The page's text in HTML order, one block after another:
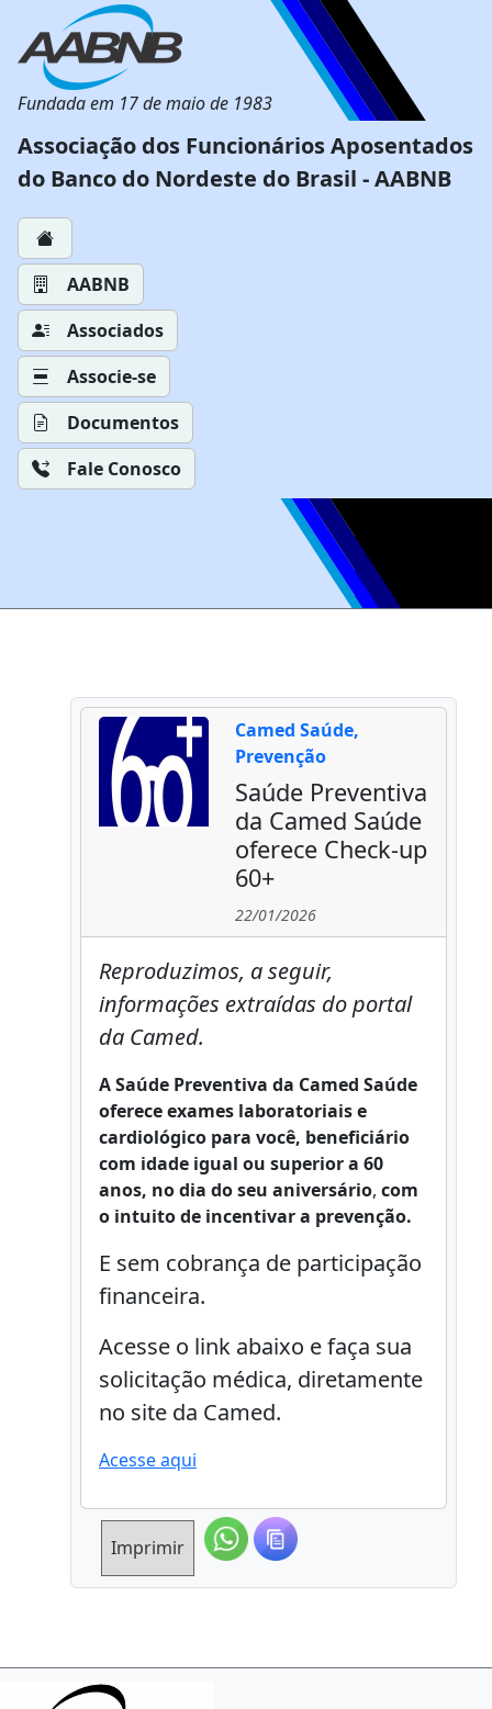
Fundada em 17 de maio de 1983
Associação dos Funcionários Aposentados
do Banco do Nordeste do Brasil - AABNB
AABNB
Associados
Associe-se
Documentos
Fale Conosco
Camed Saúde,
Prevenção
Saúde Preventiva
da Camed Saúde
oferece Check-up
60+
22/01/2026
Reproduzimos, a seguir,
informações extraídas do portal
da Camed.
A Saúde Preventiva da Camed Saúde
oferece exames laboratoriais e
cardiológico para você, beneficiário
com idade igual ou superior a 60
anos, no dia do seu aniversário, com
o intuito de incentivar a prevenção.
E sem cobrança de participação
financeira.
Acesse o link abaixo e faça sua
solicitação médica, diretamente
no site da Camed.
Acesse aqui
Imprimir